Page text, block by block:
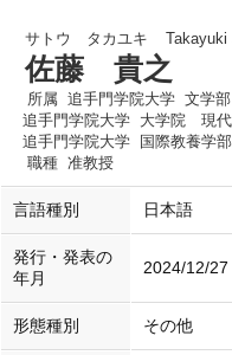
サトウ タカユキ Takayuki
佐藤 貴之
所属 追手門学院大学 文学
追手門学院大学 大学院 現代
追手門学院大学 国際教養学
職種 准教授
言語種別 日本語
発行・発表の
年月
2024/12/27
形態種別 その他